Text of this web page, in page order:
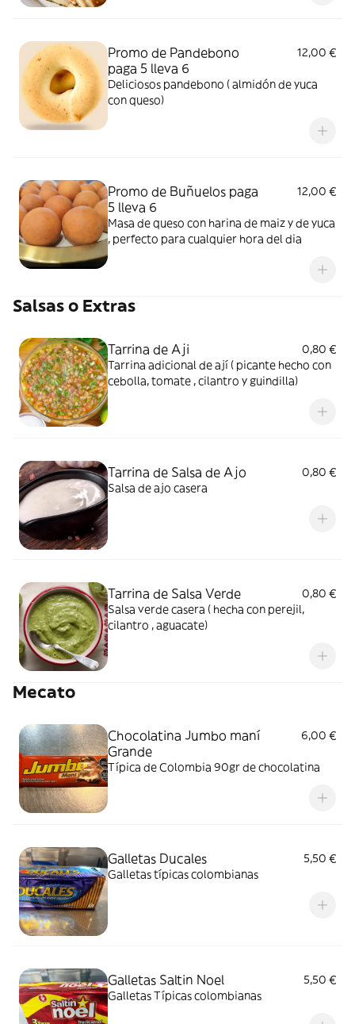
Promo de Pandebono
paga 5 lleva 6
12,00 €
Deliciosos pandebono ( almidón de yuca
con queso)
Promo de Buñuelos paga
5 lleva 6
12,00 €
Masa de queso con harina de maiz y de yuca
, perfecto para cualquier hora del dia
Salsas o Extras
Tarrina de Aji
0,80 €
Tarrina adicional de ají ( picante hecho con
cebolla, tomate , cilantro y guindilla)
Tarrina de Salsa de Ajo
0,80 €
Salsa de ajo casera
Tarrina de Salsa Verde
0,80 €
Salsa verde casera ( hecha con perejil,
cilantro , aguacate)
Mecato
Chocolatina Jumbo maní
Grande
6,00 €
Típica de Colombia 90gr de chocolatina
Galletas Ducales
5,50 €
Galletas típicas colombianas
Galletas Saltin Noel
5,50 €
Galletas Típicas colombianas